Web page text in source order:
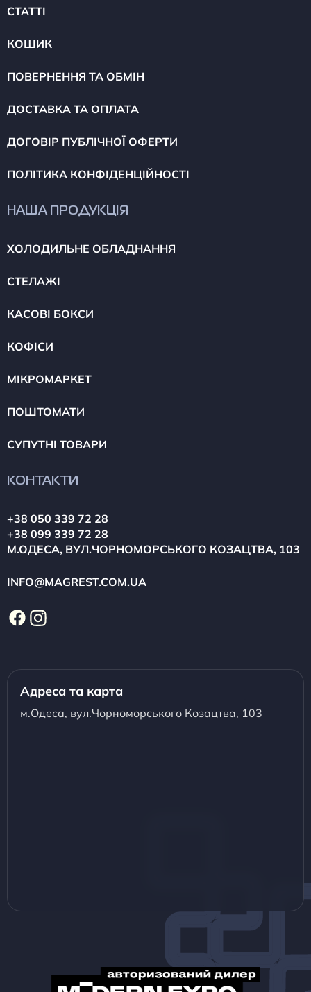
СТАТТІ
КОШИК
ПОВЕРНЕННЯ ТА ОБМІН
ДОСТАВКА ТА ОПЛАТА
ДОГОВІР ПУБЛІЧНОЇ ОФЕРТИ
ПОЛІТИКА КОНФІДЕНЦІЙНОСТІ
НАША ПРОДУКЦІЯ
ХОЛОДИЛЬНЕ ОБЛАДНАННЯ
СТЕЛАЖІ
КАСОВІ БОКСИ
КОФІСИ
МІКРОМАРКЕТ
ПОШТОМАТИ
СУПУТНІ ТОВАРИ
КОНТАКТИ
+38 050 339 72 28
+38 099 339 72 28
М.ОДЕСА, ВУЛ.ЧОРНОМОРСЬКОГО КОЗАЦТВА, 103
INFO@MAGREST.COM.UA
Адреса та карта
м.Одеса, вул.Чорноморського Козацтва, 103